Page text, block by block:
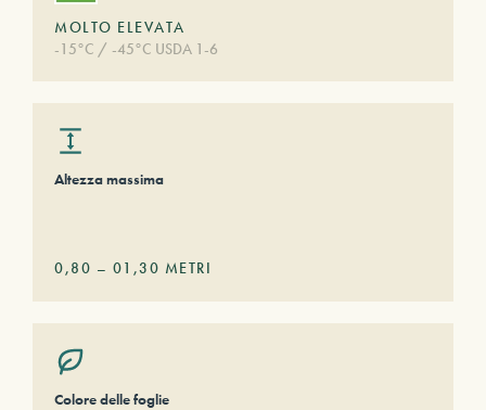
MOLTO ELEVATA
-15°C / -45°C USDA 1-6
Altezza massima
0,80 – 01,30 METRI
Colore delle foglie